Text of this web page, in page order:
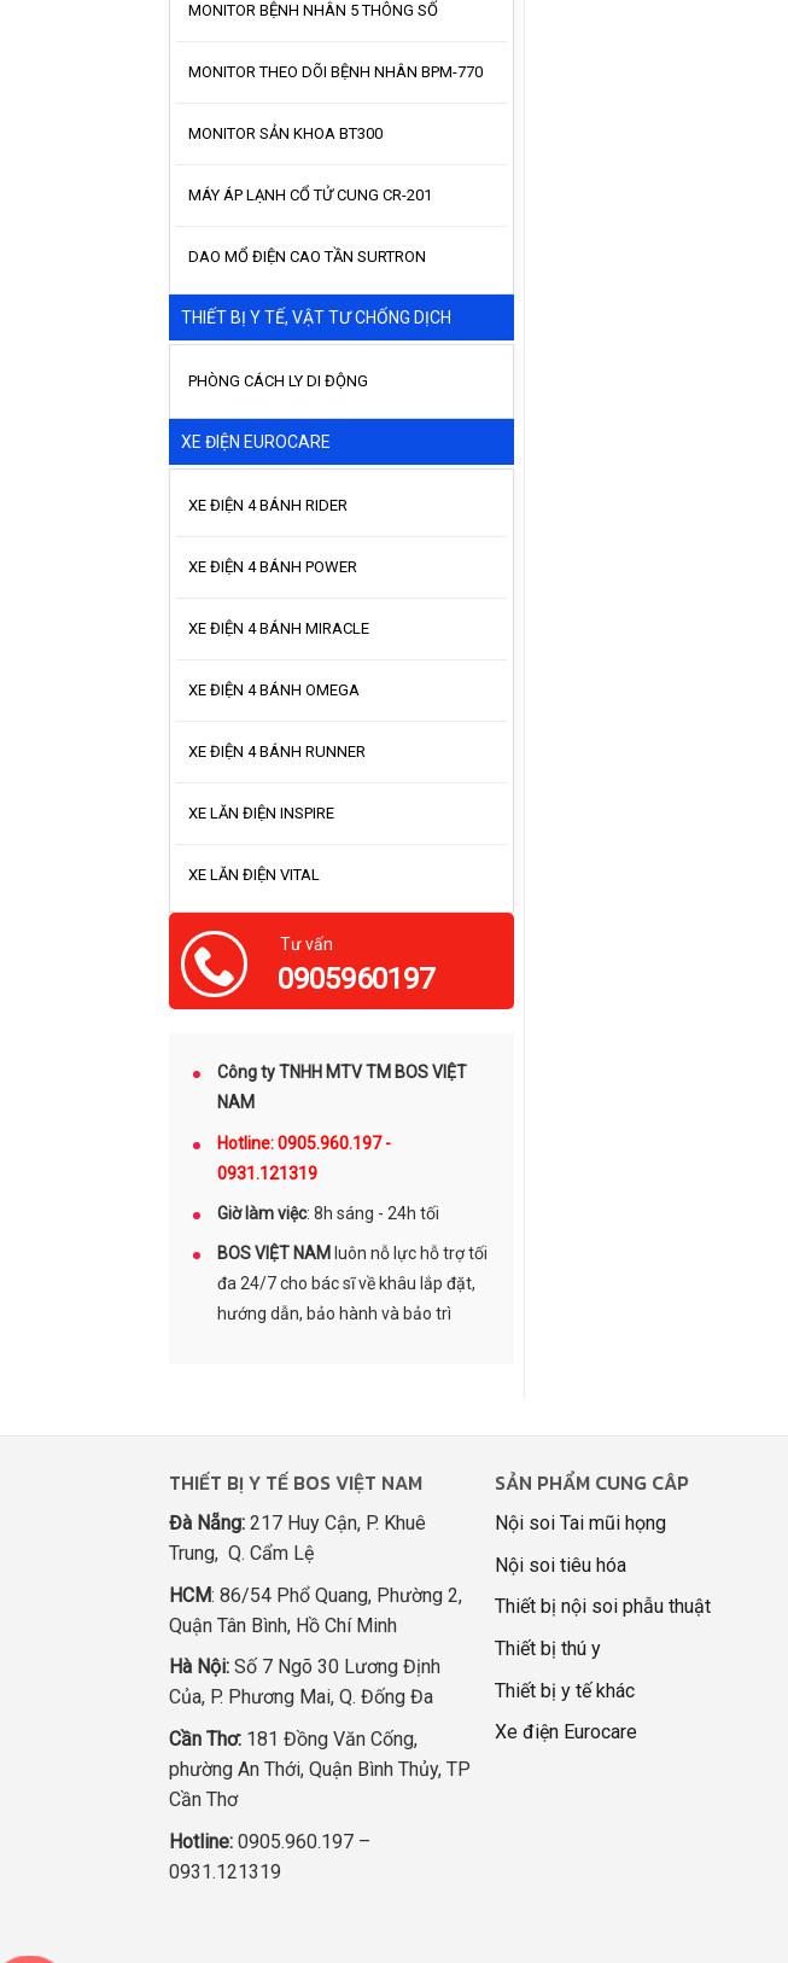
MONITOR BỆNH NHÂN 5 THÔNG SỐ
MONITOR THEO DÕI BỆNH NHÂN BPM-770
MONITOR SẢN KHOA BT300
MÁY ÁP LẠNH CỔ TỬ CUNG CR-201
DAO MỔ ĐIỆN CAO TẦN SURTRON
THIẾT BỊ Y TẾ, VẬT TƯ CHỐNG DỊCH
PHÒNG CÁCH LY DI ĐỘNG
XE ĐIỆN EUROCARE
XE ĐIỆN 4 BÁNH RIDER
XE ĐIỆN 4 BÁNH POWER
XE ĐIỆN 4 BÁNH MIRACLE
XE ĐIỆN 4 BÁNH OMEGA
XE ĐIỆN 4 BÁNH RUNNER
XE LĂN ĐIỆN INSPIRE
XE LĂN ĐIỆN VITAL
Tư vấn
0905960197
Công ty TNHH MTV TM BOS VIỆT
NAM
Hotline: 0905.960.197 -
0931.121319
Giờ làm việc: 8h sáng - 24h tối
BOS VIỆT NAM luôn nỗ lực hỗ trợ tối
đa 24/7 cho bác sĩ về khâu lắp đặt,
hướng dẫn, bảo hành và bảo trì
THIẾT BỊ Y TẾ BOS VIỆT NAM
Đà Nẵng: 217 Huy Cận, P. Khuê
Trung, Q. Cẩm Lệ
HCM: 86/54 Phổ Quang, Phường 2,
Quận Tân Bình, Hồ Chí Minh
Hà Nội: Số 7 Ngõ 30 Lương Định
Của, P. Phương Mai, Q. Đống Đa
Cần Thơ: 181 Đồng Văn Cống,
phường An Thới, Quận Bình Thủy, TP
Cần Thơ
Hotline: 0905.960.197 –
0931.121319
SẢN PHẨM CUNG CÂP
Nội soi Tai mũi họng
Nội soi tiêu hóa
Thiết bị nội soi phẫu thuật
Thiết bị thú y
Thiết bị y tế khác
Xe điện Eurocare